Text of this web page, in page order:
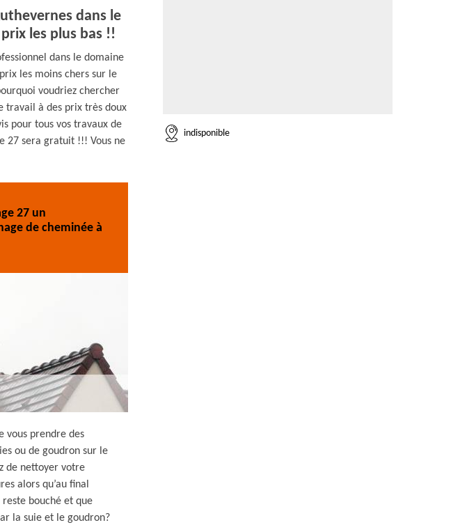
dans le
les plus bas !!
dans le domaine
les moins chers sur le
voudriez chercher
travail à des prix très doux
pour tous vos travaux de
27 sera gratuit !!! Vous ne
27 un
de cheminée à
vous prendre des
ou de goudron sur le
de nettoyer votre
alors qu’au final
bouché et que
la suie et le goudron?
indisponible